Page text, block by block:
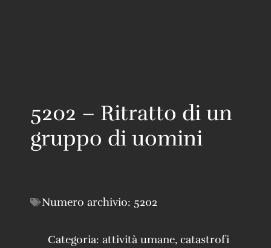
5202 – Ritratto di un
gruppo di uomini
Numero archivio: 5202
Categoria: attività umane, catastrofi